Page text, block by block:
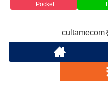
Pocket
cultamecom